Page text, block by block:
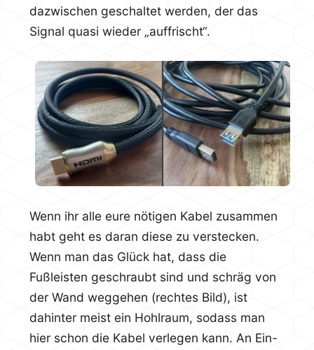
dazwischen geschaltet werden, der das
Signal quasi wieder „auffrischt“.
Wenn ihr alle eure nötigen Kabel zusammen
habt geht es daran diese zu verstecken.
Wenn man das Glück hat, dass die
Fußleisten geschraubt sind und schräg von
der Wand weggehen (rechtes Bild), ist
dahinter meist ein Hohlraum, sodass man
hier schon die Kabel verlegen kann. An Ein-